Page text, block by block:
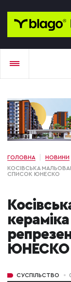
ГОЛОВНА НОВИНИ
КОСІВСЬКА
СПИСОК ЮНЕСКО
ЮНЕСКО
СУСПІЛЬСТВО